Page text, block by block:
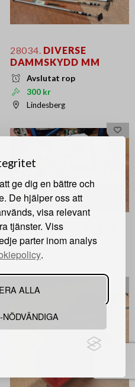
ge dig en bättre och
De hjälper oss att
visa relevant
tjänster. Viss
parter inom analys
.
ALLA
28034. DIVERSE
DAMMSKYDD MM
Avslutat rop
300 kr
Lindesberg
28036.SAND + ABSOL
Avslutat rop
Osåld